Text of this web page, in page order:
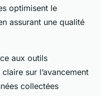
optimisent le
assurant une qualité
aux outils
sur l’avancement
collectées